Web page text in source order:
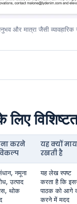
और मात्रा जैसी
करने
यह क्यों
रखती है
नमूना
उत्पाद
थोक
यह लेख स्पष्ट
करता है कि
पाठक को आगे
करने में मदद